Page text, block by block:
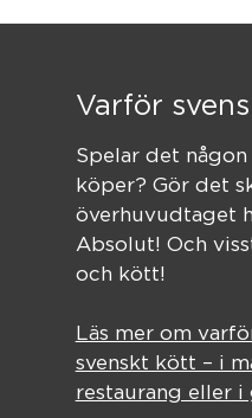
Varför
Spelar det
köper? Gör det
överhuvudtaget
Absolut! Och
och kött!
Läs mer om
svenskt kött – i
restaurang eller i